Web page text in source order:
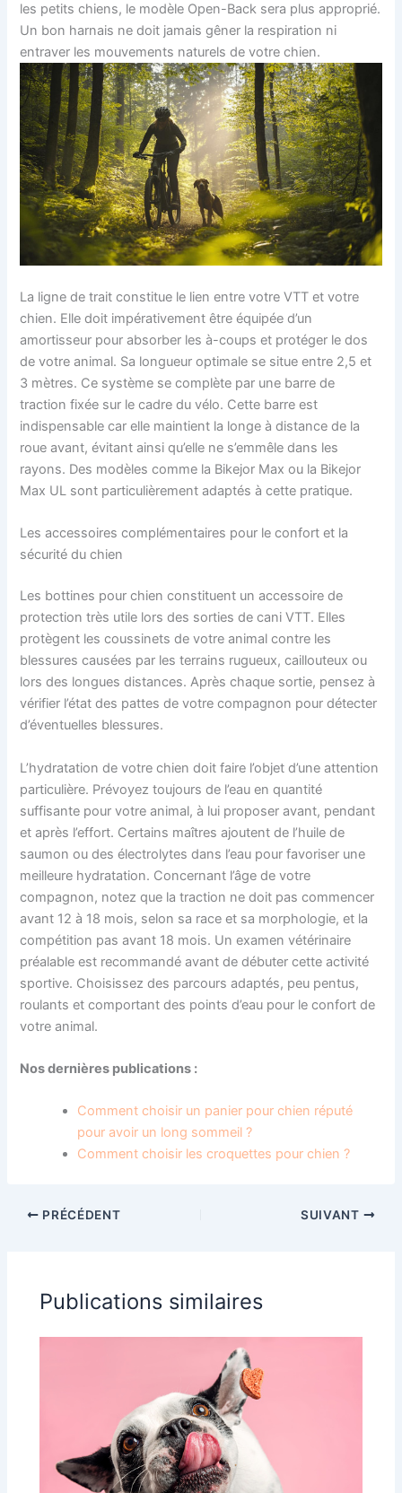
les petits chiens, le modèle Open-Back sera plus approprié.
Un bon harnais ne doit jamais gêner la respiration ni
entraver les mouvements naturels de votre chien.
La ligne de trait constitue le lien entre votre VTT et votre
chien. Elle doit impérativement être équipée d’un
amortisseur pour absorber les à-coups et protéger le dos
de votre animal. Sa longueur optimale se situe entre 2,5 et
3 mètres. Ce système se complète par une barre de
traction fixée sur le cadre du vélo. Cette barre est
indispensable car elle maintient la longe à distance de la
roue avant, évitant ainsi qu’elle ne s’emmêle dans les
rayons. Des modèles comme la Bikejor Max ou la Bikejor
Max UL sont particulièrement adaptés à cette pratique.
Les accessoires complémentaires pour le confort et la
sécurité du chien
Les bottines pour chien constituent un accessoire de
protection très utile lors des sorties de cani VTT. Elles
protègent les coussinets de votre animal contre les
blessures causées par les terrains rugueux, caillouteux ou
lors des longues distances. Après chaque sortie, pensez à
vérifier l’état des pattes de votre compagnon pour détecter
d’éventuelles blessures.
L’hydratation de votre chien doit faire l’objet d’une attention
particulière. Prévoyez toujours de l’eau en quantité
suffisante pour votre animal, à lui proposer avant, pendant
et après l’effort. Certains maîtres ajoutent de l’huile de
saumon ou des électrolytes dans l’eau pour favoriser une
meilleure hydratation. Concernant l’âge de votre
compagnon, notez que la traction ne doit pas commencer
avant 12 à 18 mois, selon sa race et sa morphologie, et la
compétition pas avant 18 mois. Un examen vétérinaire
préalable est recommandé avant de débuter cette activité
sportive. Choisissez des parcours adaptés, peu pentus,
roulants et comportant des points d’eau pour le confort de
votre animal.
Nos dernières publications :
Comment choisir un panier pour chien réputé
pour avoir un long sommeil ?
Comment choisir les croquettes pour chien ?
PRÉCÉDENT SUIVANT
Publications similaires